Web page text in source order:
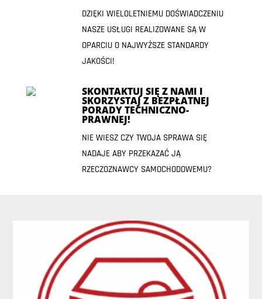
DZIĘKI WIELOLETNIEMU DOŚWIADCZENIU
NASZE USŁUGI REALIZOWANE SĄ W
OPARCIU O NAJWYŻSZE STANDARDY
JAKOŚCI!
SKONTAKTUJ SIĘ Z NAMI I
SKORZYSTAJ Z BEZPŁATNEJ
PORADY TECHNICZNO-
PRAWNEJ!
NIE WIESZ CZY TWOJA SPRAWA SIĘ
NADAJE ABY PRZEKAZAĆ JĄ
RZECZOZNAWCY SAMOCHODOWEMU?